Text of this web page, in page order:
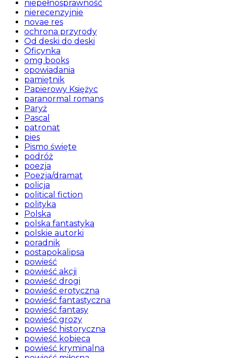
niepełnosprawność
nierecenzyjnie
novae res
ochrona przyrody
Od deski do deski
Oficynka
omg books
opowiadania
pamiętnik
Papierowy Księżyc
paranormal romans
Paryż
Pascal
patronat
pies
Pismo święte
podróż
poezja
Poezja/dramat
policja
political fiction
polityka
Polska
polska fantastyka
polskie autorki
poradnik
postapokalipsa
powieść
powieść akcji
powieść drogi
powieść erotyczna
powieść fantastyczna
powieść fantasy
powieść grozy
powieść historyczna
powieść kobieca
powieść kryminalna